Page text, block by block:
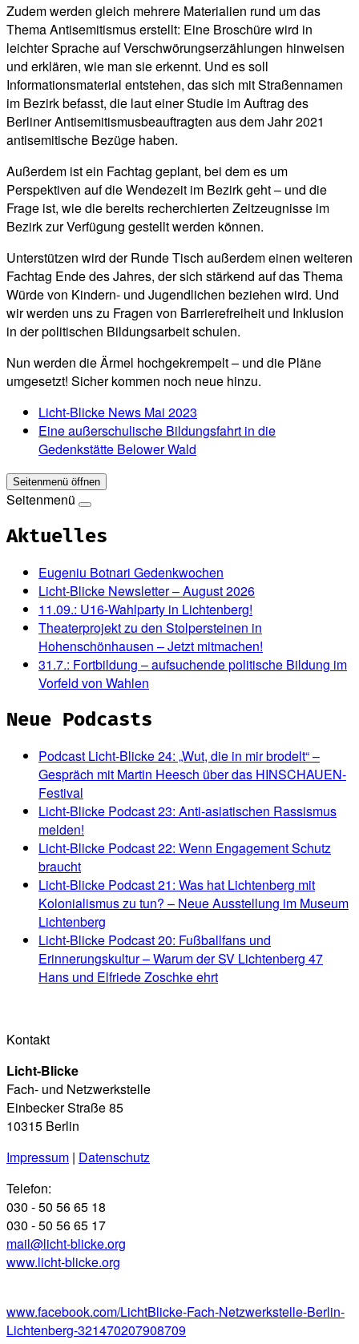
Zudem werden gleich mehrere Materialien rund um das
Thema Antisemitismus erstellt: Eine Broschüre wird in
leichter Sprache auf Verschwörungserzählungen hinweisen
und erklären, wie man sie erkennt. Und es soll
Informationsmaterial entstehen, das sich mit Straßennamen
im Bezirk befasst, die laut einer Studie im Auftrag des
Berliner Antisemitismusbeauftragten aus dem Jahr 2021
antisemitische Bezüge haben.
Außerdem ist ein Fachtag geplant, bei dem es um
Perspektiven auf die Wendezeit im Bezirk geht – und die
Frage ist, wie die bereits recherchierten Zeitzeugnisse im
Bezirk zur Verfügung gestellt werden können.
Unterstützen wird der Runde Tisch außerdem einen weiteren
Fachtag Ende des Jahres, der sich stärkend auf das Thema
Würde von Kindern- und Jugendlichen beziehen wird. Und
wir werden uns zu Fragen von Barrierefreiheit und Inklusion
in der politischen Bildungsarbeit schulen.
Nun werden die Ärmel hochgekrempelt – und die Pläne
umgesetzt! Sicher kommen noch neue hinzu.
Licht-Blicke News Mai 2023
Eine außerschulische Bildungsfahrt in die
Gedenkstätte Belower Wald
Seitenmenü öffnen
Seitenmenü
Aktuelles
Eugeniu Botnari Gedenkwochen
Licht-Blicke Newsletter – August 2026
11.09.: U16-Wahlparty in Lichtenberg!
Theaterprojekt zu den Stolpersteinen in
Hohenschönhausen – Jetzt mitmachen!
31.7.: Fortbildung – aufsuchende politische Bildung im
Vorfeld von Wahlen
Neue Podcasts
Podcast Licht-Blicke 24: „Wut, die in mir brodelt“ –
Gespräch mit Martin Heesch über das HINSCHAUEN-
Festival
Licht-Blicke Podcast 23: Anti-asiatischen Rassismus
melden!
Licht-Blicke Podcast 22: Wenn Engagement Schutz
braucht
Licht-Blicke Podcast 21: Was hat Lichtenberg mit
Kolonialismus zu tun? – Neue Ausstellung im Museum
Lichtenberg
Licht-Blicke Podcast 20: Fußballfans und
Erinnerungskultur – Warum der SV Lichtenberg 47
Hans und Elfriede Zoschke ehrt
Kontakt
Licht-Blicke
Fach- und Netzwerkstelle
Einbecker Straße 85
10315 Berlin
Impressum | Datenschutz
Telefon:
030 - 50 56 65 18
030 - 50 56 65 17
mail@licht-blicke.org
www.licht-blicke.org
www.facebook.com/LichtBlicke-Fach-Netzwerkstelle-Berlin-
Lichtenberg-321470207908709